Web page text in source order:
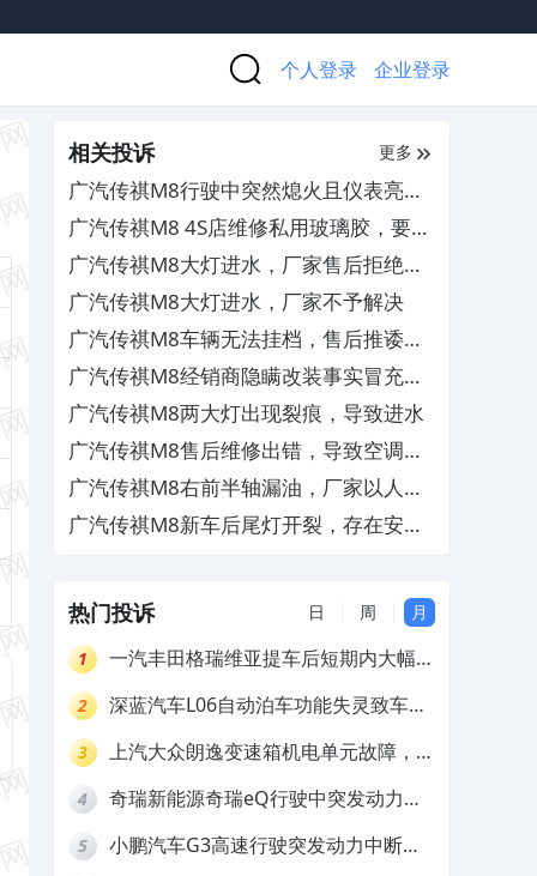
个人登录 企业登录
相关投诉 更多
广汽传祺M8行驶中突然熄火且仪表亮故
障码，存在严重安全隐患
广汽传祺M8 4S店维修私用玻璃胶，要求
免费更换大灯支架并补偿
广汽传祺M8大灯进水，厂家售后拒绝维
修
广汽传祺M8大灯进水，厂家不予解决
广汽传祺M8车辆无法挂档，售后推诿不
处理
广汽传祺M8经销商隐瞒改装事实冒充高
配车销售，要求退一赔三
广汽传祺M8两大灯出现裂痕，导致进水
广汽传祺M8售后维修出错，导致空调漏
水泡车
广汽传祺M8右前半轴漏油，厂家以人为
损坏为由拒绝质保
广汽传祺M8新车后尾灯开裂，存在安全
热门投诉 日 周 月
1
一汽丰田格瑞维亚提车后短期内大幅降
2
深蓝汽车L06自动泊车功能失灵致车辆
3
上汽大众朗逸变速箱机电单元故障，厂
4
奇瑞新能源奇瑞eQ行驶中突发动力受
拒绝三电质保
5
小鹏汽车G3高速行驶突发动力中断，